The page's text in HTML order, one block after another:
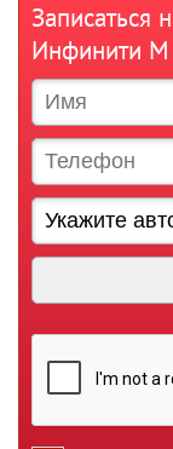
Записаться
Инфинити